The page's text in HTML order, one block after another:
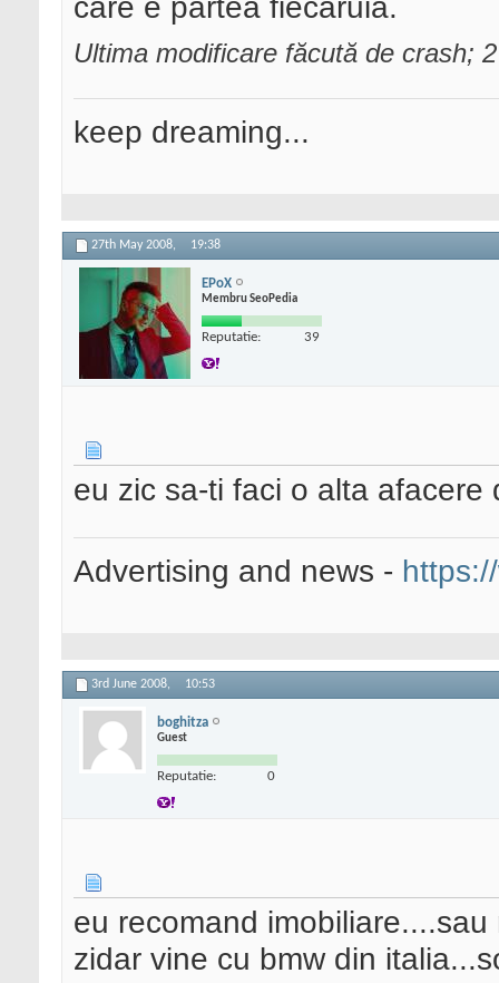
Ultima modificare făcută de crash;
keep dreaming...
27th May 2008, 19:38
EPoX
Membru SeoPedia
Reputatie: 39
eu zic sa-ti faci o alta
Advertising and news -
3rd June 2008, 10:53
boghitza
Guest
Reputatie: 0
eu recomand
zidar vine cu bmw din